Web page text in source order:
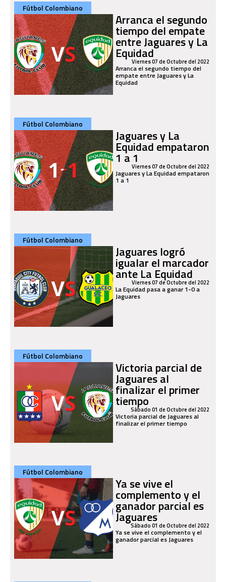
Fútbol Colombiano
Arranca el segundo
tiempo del empate
entre Jaguares y La
Equidad
Viernes 07 de Octubre del 2022
Arranca el segundo tiempo del
empate entre Jaguares y La
Equidad
Fútbol Colombiano
Jaguares y La
Equidad empataron
1 a 1Viernes 07 de Octubre del 2022
Jaguares y La Equidad empataron
1 a 1
Fútbol Colombiano
Jaguares logró
igualar el marcador
ante La Equidad
Viernes 07 de Octubre del 2022
La Equidad pasa a ganar 1-0 a
Jaguares
Fútbol Colombiano
Victoria parcial de
Jaguares al
finalizar el primer
tiempo
Sábado 01 de Octubre del 2022
Victoria parcial de Jaguares al
finalizar el primer tiempo
Fútbol Colombiano
Ya se vive el
complemento y el
ganador parcial es
Jaguares
Sábado 01 de Octubre del 2022
Ya se vive el complemento y el
ganador parcial es Jaguares